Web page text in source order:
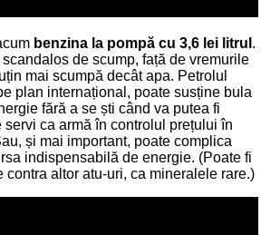
benzina la pompă cu 3,6 lei litrul .
de scump, față de vremurile
mai scumpă decât apa. Petrolul
plan internațional, poate susține bula
fără a se ști când va putea fi
servi ca armă în controlul prețului în
și mai important, poate complica
indispensabilă de energie. (Poate fi
contra altor atu-uri, ca mineralele rare.)